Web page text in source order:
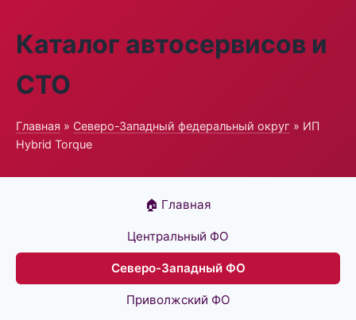
Каталог автосервисов и
СТО
Главная » Северо-Западный федеральный округ » ИП
Hybrid Torque
🏠 Главная
Центральный ФО
Северо-Западный ФО
Приволжский ФО